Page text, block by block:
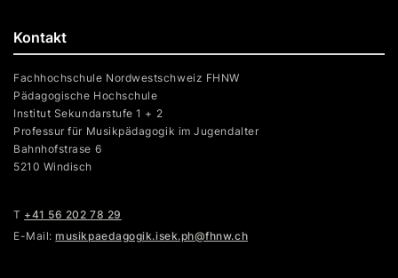
Kontakt
Fachhochschule Nordwestschweiz FHNW
Pädagogische Hochschule
Institut Sekundarstufe 1 + 2
Professur für Musikpädagogik im Jugendalter
Bahnhofstrase 6
5210 Windisch
T +41 56 202 78 29
E-Mail:musikpaedagogik.isek.ph@fhnw.ch